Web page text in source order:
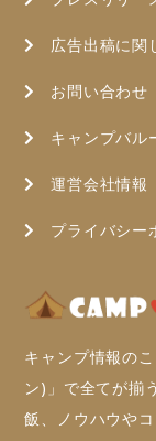
広告出稿に関
お問い合わせ
キャンプバル
運営会社情報
プライバシー
キャンプ情報の
ン)」で全てが揃
飯、ノウハウや